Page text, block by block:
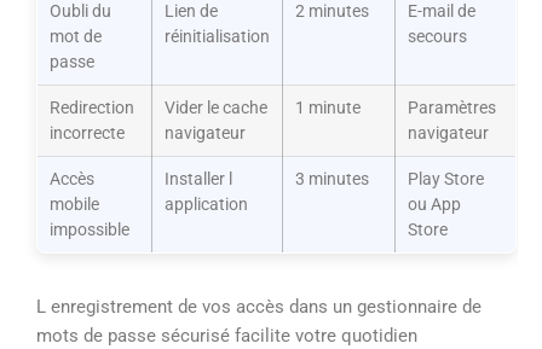
Oubli du
mot de
passe
Lien de
réinitialisation
2 minutes
E-mail de
secours
Redirection
incorrecte
Vider le cache
navigateur
1 minute
Paramètres
navigateur
Accès
mobile
impossible
Installer l
application
3 minutes
Play Store
ou App
Store
L enregistrement de vos accès dans un gestionnaire de
mots de passe sécurisé facilite votre quotidien